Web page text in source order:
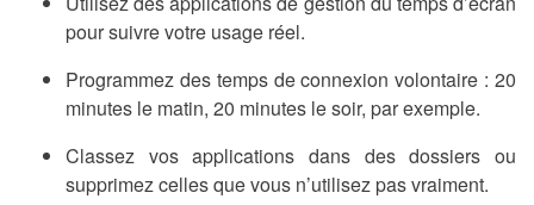
pour suivre votre usage réel.
Programmez des temps de connexion volontaire : 20
minutes le matin, 20 minutes le soir, par exemple.
Classez vos applications dans des dossiers ou
supprimez celles que vous n’utilisez pas vraiment.